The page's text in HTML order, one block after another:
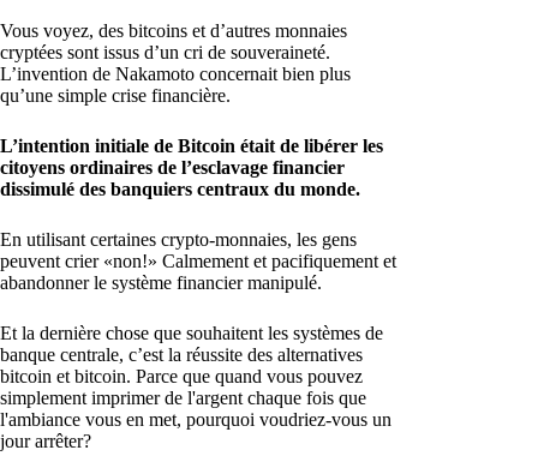
Vous voyez, des bitcoins et d’autres monnaies
cryptées sont issus d’un cri de souveraineté.
L’invention de Nakamoto concernait bien plus
qu’une simple crise financière.
L’intention initiale de Bitcoin était de libérer les
citoyens ordinaires de l’esclavage financier
dissimulé des banquiers centraux du monde.
En utilisant certaines crypto-monnaies, les gens
peuvent crier «non!» Calmement et pacifiquement et
abandonner le système financier manipulé.
Et la dernière chose que souhaitent les systèmes de
banque centrale, c’est la réussite des alternatives
bitcoin et bitcoin. Parce que quand vous pouvez
simplement imprimer de l'argent chaque fois que
l'ambiance vous en met, pourquoi voudriez-vous un
jour arrêter?